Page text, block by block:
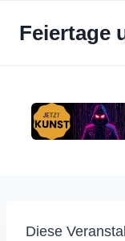
InhaltFeiertage
Diese